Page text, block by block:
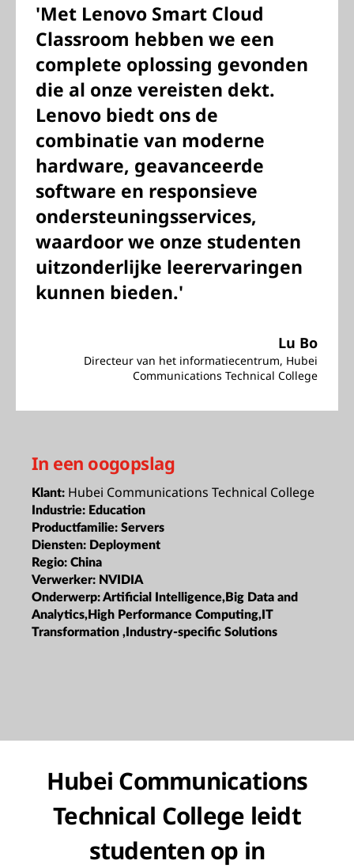
'Met Lenovo Smart Cloud
Classroom hebben we een
complete oplossing gevonden
die al onze vereisten dekt.
Lenovo biedt ons de
combinatie van moderne
hardware, geavanceerde
software en responsieve
ondersteuningsservices,
waardoor we onze studenten
uitzonderlijke leerervaringen
kunnen bieden.'
Lu Bo
Directeur van het informatiecentrum, Hubei
Communications Technical College
In een oogopslag
Klant: Hubei Communications Technical College
Industrie: Education
Productfamilie: Servers
Diensten: Deployment
Regio: China
Verwerker: NVIDIA
Onderwerp:Artificial Intelligence,Big Data and
Analytics,High Performance Computing,IT
Transformation ,Industry-specific Solutions
Hubei Communications
Technical College leidt
studenten op in